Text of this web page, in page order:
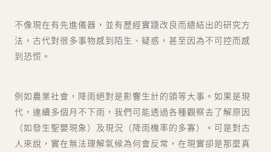
不像現在有先進儀器，並有歷經實踐改良而總結出的研究方
法，古代對很多事物感到陌生、疑惑，甚至因為不可控而感
到恐慌。
例如農業社會，降雨絕對是影響生計的頭等大事。如果是現
代，連續多個月不下雨，我們可能透過各種觀察去了解原因
（如發生聖嬰現象）及現況（降雨機率的多寡）。可是對古
人來說，實在無法理解氣候為何會反常，在現實卻是那麼真